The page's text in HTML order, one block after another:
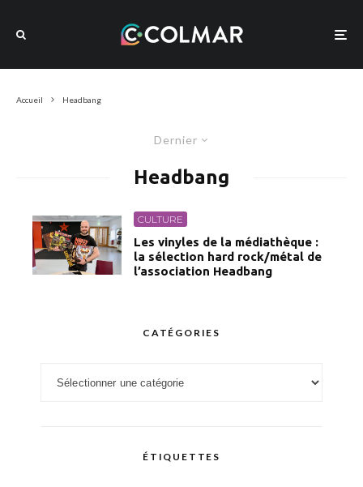
Accueil Headbang
Dernier
Headbang
CULTURE
Les vinyles de la médiathèque :
la sélection hard rock/métal de
l’association Headbang
CATÉGORIES
ÉTIQUETTES